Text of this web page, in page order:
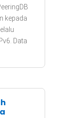
kepada
Data